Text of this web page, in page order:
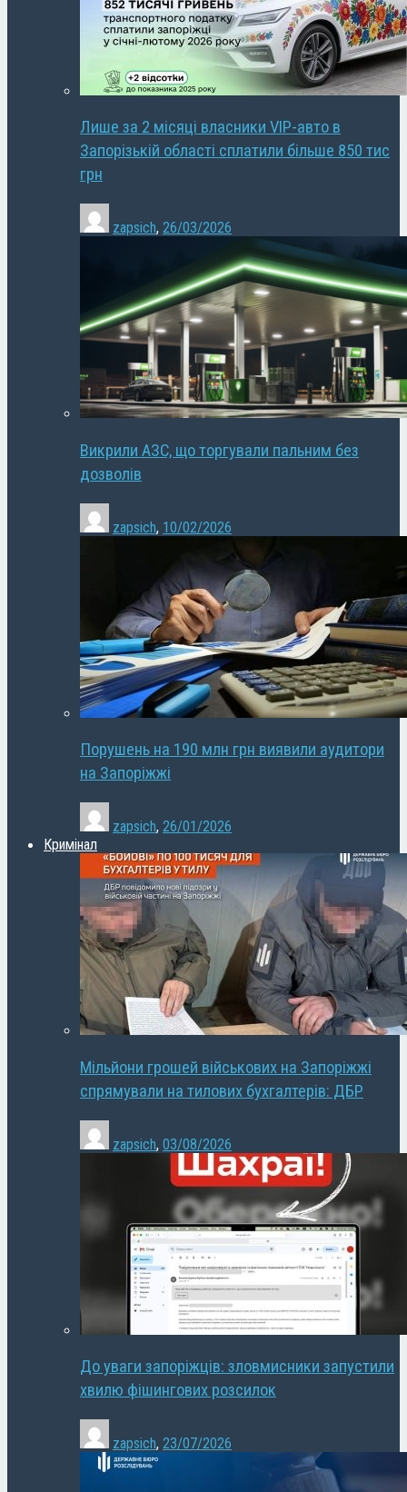
Лише за 2 місяці власники VIP-авто в
Запорізькій області сплатили більше 850 тис
грн
zapsich, 26/03/2026
Викрили АЗС, що торгували пальним без
дозволів
zapsich, 10/02/2026
Порушень на 190 млн грн виявили аудитори
на Запоріжжі
zapsich, 26/01/2026
Кримінал
Мільйони грошей військових на Запоріжжі
спрямували на тилових бухгалтерів: ДБР
zapsich, 03/08/2026
До уваги запоріжців: зловмисники запустили
хвилю фішингових розсилок
zapsich, 23/07/2026